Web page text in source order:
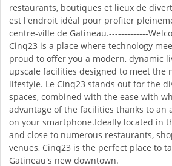
restaurants, boutiques et lieux de
est l'endroit idéal pour profiter
centre-ville de Gatineau.-------------
Cinq23 is a place where technology
proud to offer you a modern, dynamic
upscale facilities designed to meet the
lifestyle. Le Cinq23 stands out for the
spaces, combined with the ease with
advantage of the facilities thanks to an
on your smartphone.Ideally located in
and close to numerous restaurants,
venues, Cinq23 is the perfect place to
Gatineau's new downtown.